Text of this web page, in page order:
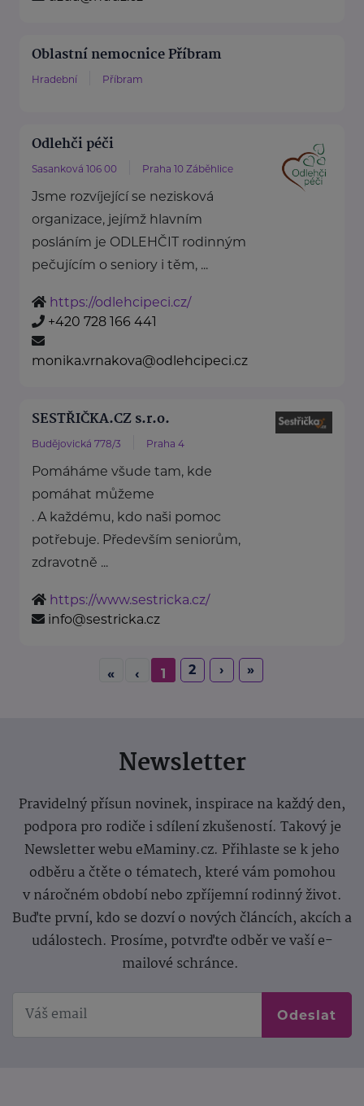
Oblastní nemocnice Příbram
Hradební Příbram
Odlehči péči
Sasanková 106 00 Praha 10 Záběhlice
Jsme rozvíjející se nezisková
organizace, jejímž hlavním
posláním je ODLEHČIT rodinným
pečujícím o seniory i těm, ...
https://odlehcipeci.cz/
+420 728 166 441
monika.vrnakova@odlehcipeci.cz
SESTŘIČKA.CZ s.r.o.
Budějovická 778/3 Praha 4
Pomáháme všude tam, kde
pomáhat můžeme
. A každému, kdo naši pomoc
potřebuje. Především seniorům,
zdravotně ...
https://www.sestricka.cz/
info@sestricka.cz
« ‹ 1 2 › »
Newsletter
Pravidelný přísun novinek, inspirace na každý den,
podpora pro rodiče i sdílení zkušeností. Takový je
Newsletter webu eMaminy.cz. Přihlaste se k jeho
odběru a čtěte o tématech, které vám pomohou
v náročném období nebo zpříjemní rodinný život.
Buďte první, kdo se dozví o nových článcích, akcích a
událostech. Prosíme, potvrďte odběr ve vaší e-
mailové schránce.
Odeslat